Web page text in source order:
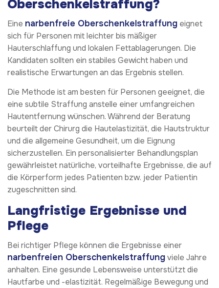
Oberschenkelstraffung?
Eine narbenfreie Oberschenkelstraffung eignet
sich für Personen mit leichter bis mäßiger
Hauterschlaffung und lokalen Fettablagerungen. Die
Kandidaten sollten ein stabiles Gewicht haben und
realistische Erwartungen an das Ergebnis stellen.
Die Methode ist am besten für Personen geeignet, die
eine subtile Straffung anstelle einer umfangreichen
Hautentfernung wünschen. Während der Beratung
beurteilt der Chirurg die Hautelastizität, die Hautstruktur
und die allgemeine Gesundheit, um die Eignung
sicherzustellen. Ein personalisierter Behandlungsplan
gewährleistet natürliche, vorteilhafte Ergebnisse, die auf
die Körperform jedes Patienten bzw. jeder Patientin
zugeschnitten sind.
Langfristige Ergebnisse und
Pflege
Bei richtiger Pflege können die Ergebnisse einer
narbenfreien Oberschenkelstraffungviele Jahre
anhalten. Eine gesunde Lebensweise unterstützt die
Hautfarbe und -elastizität. Regelmäßige Bewegung und